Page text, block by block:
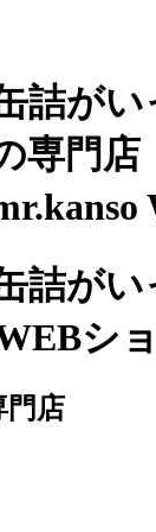
詰がい
専門店
詰がい
シ
門店